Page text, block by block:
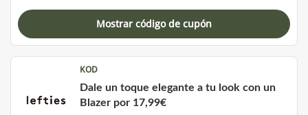
Mostrar código de cupón
KOD
Dale un toque elegante a tu look con un
Blazer por 17,99€